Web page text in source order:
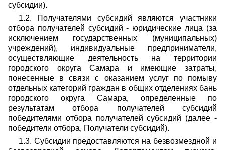
субсидии).
1.2. Получателями субсидий являются участники
отбора получателей субсидий - юридические лица (за
исключением государственных (муниципальных)
учреждений), индивидуальные предприниматели,
осуществляющие деятельность на территории
городского округа Самара и имеющие затраты,
понесенные в связи с оказанием услуг по помыву
отдельных категорий граждан в общих отделениях бань
городского округа Самара, определенные по
результатам отбора получателей субсидий
победителями отбора получателей субсидий (далее -
победители отбора, Получатели субсидий).
1.3. Субсидии предоставляются на безвозмездной и